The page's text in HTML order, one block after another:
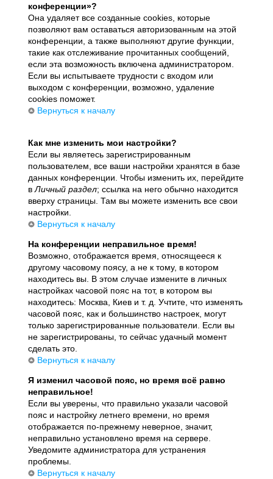
конференции»?
Она удаляет все созданные cookies, которые
позволяют вам оставаться авторизованным на этой
конференции, а также выполняют другие функции,
такие как отслеживание прочитанных сообщений,
если эта возможность включена администратором.
Если вы испытываете трудности с входом или
выходом с конференции, возможно, удаление
cookies поможет.
Вернуться к началу
Как мне изменить мои настройки?
Если вы являетесь зарегистрированным
пользователем, все ваши настройки хранятся в базе
данных конференции. Чтобы изменить их, перейдите
вЛичный раздел; ссылка на него обычно находится
вверху страницы. Там вы можете изменить все свои
настройки.
Вернуться к началу
На конференции неправильное время!
Возможно, отображается время, относящееся к
другому часовому поясу, а не к тому, в котором
находитесь вы. В этом случае измените в личных
настройках часовой пояс на тот, в котором вы
находитесь: Москва, Киев и т. д. Учтите, что изменять
часовой пояс, как и большинство настроек, могут
только зарегистрированные пользователи. Если вы
не зарегистрированы, то сейчас удачный момент
сделать это.
Вернуться к началу
Я изменил часовой пояс, но время всё равно
неправильное!
Если вы уверены, что правильно указали часовой
пояс и настройку летнего времени, но время
отображается по-прежнему неверное, значит,
неправильно установлено время на сервере.
Уведомите администратора для устранения
проблемы.
Вернуться к началу